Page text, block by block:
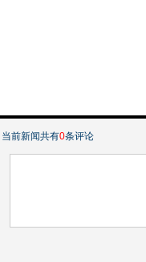
当前新闻共有0条评论